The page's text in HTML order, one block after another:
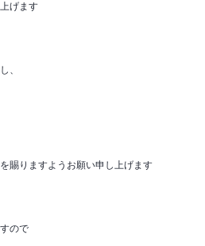
げます
、
賜りますようお願い申し上げます
ので